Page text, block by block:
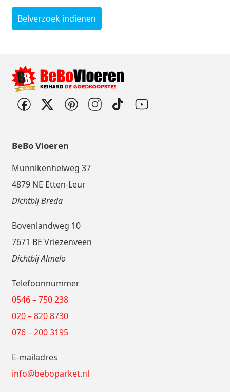
Belverzoek indienen
BeBo Vloeren
Munnikenheiweg 37
4879 NE Etten-Leur
Dichtbij Breda
Bovenlandweg 10
7671 BE Vriezenveen
Dichtbij Almelo
Telefoonnummer
0546 – 750 238
020 – 820 8730
076 – 200 3195
E-mailadres
info@beboparket.nl